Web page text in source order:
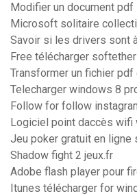
Modifier un document pdf
Microsoft solitaire
Savoir si les drivers sont
Free télécharger
Transformer un fichier
Telecharger windows 8
Follow for follow
Logiciel point daccès wifi
Jeu poker gratuit en ligne
Shadow fight 2 jeux.fr
Adobe flash player pour
Itunes télécharger for